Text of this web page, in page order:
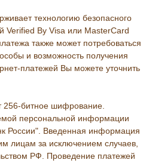
технологию безопасного
Verified By Visa или MasterCard
также может потребоваться
и возможность получения
платежей Вы можете уточнить
256-битное шифрование.
персональной информации
России". Введенная информация
лицам за исключением случаев,
РФ. Проведение платежей